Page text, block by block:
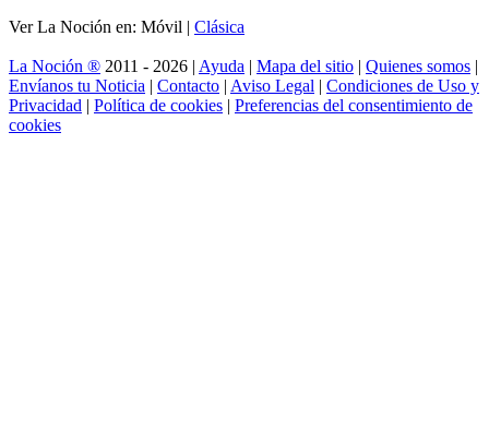
Ver La Noción en: Móvil | Clásica
La Noción ® 2011 - 2026 | Ayuda | Mapa del sitio | Quienes somos |
Envíanos tu Noticia | Contacto | Aviso Legal | Condiciones de Uso y
Privacidad | Política de cookies | Preferencias del consentimiento de
cookies